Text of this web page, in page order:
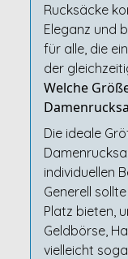
Rucksäcke
Eleganz und
für alle, die
der
Welche
Die ideale
individuellen
Generell
Platz bieten,
Geldbörse,
vielleicht